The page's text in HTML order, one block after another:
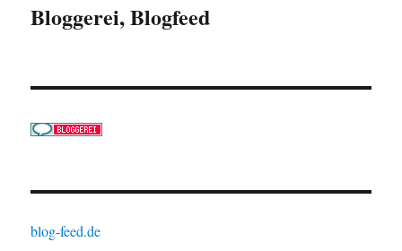
Bloggerei, Blogfeed
blog-feed.de